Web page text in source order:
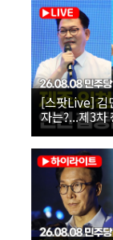
[스팟Live] 김
자는?...제3차
합동연설회